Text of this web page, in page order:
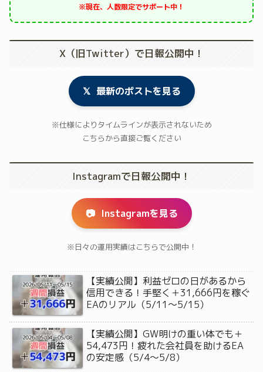
※現在、人数限定でサポート中！
X（旧Twitter）で日報公開中！
𝕏 最新のポストを見る
※仕様によりタイムラインが表示されないため
こちらから直接ご覧ください
Instagramで日報公開中！
📷 Instagramを見る
※日々の運用実績はこちらで公開中！
【実績公開】利益ゼロの日があるから
信用できる！手堅く＋31,666円を稼ぐ
EAのリアル（5/11〜5/15）
【実績公開】GW明けの重い体でも＋
54,473円！疲れた会社員を助けるEA
の安定感（5/4〜5/8）